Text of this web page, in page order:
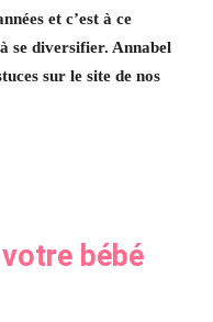
et c’est à ce
se diversifier. Annabel
sur le site de nos
bébé